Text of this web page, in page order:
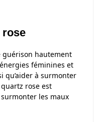
rose
guérison hautement
féminines et
qu’aider à surmonter
rose est
les maux